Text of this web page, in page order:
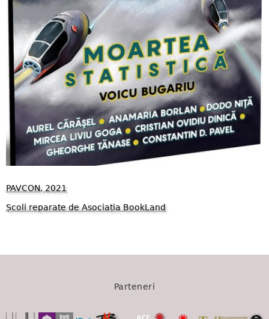
PAVCON, 2021
Școli reparate de Asociația BookLand
Parteneri